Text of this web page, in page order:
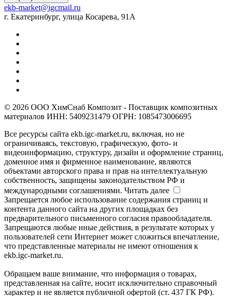
ekb-market@igcmail.ru
г. Екатеринбург, улица Косарева, 91А
© 2026 ООО ХимСнаб Композит - Поставщик композитных
материалов ИНН: 5409231479 ОГРН: 1085473006695
Все ресурсы сайта ekb.igc-market.ru, включая, но не
ограничиваясь, текстовую, графическую, фото- и
видеоинформацию, структуру, дизайн и оформление страниц,
доменное имя и фирменное наименование, являются
объектами авторского права и прав на интеллектуальную
собственность, защищены законодательством РФ и
международными соглашениями. Читать далее
Запрещается любое использование содержания страниц и
контента данного сайта на других площадках без
предварительного письменного согласия правообладателя.
Запрещаются любые иные действия, в результате которых у
пользователей сети Интернет может сложиться впечатление,
что представленные материалы не имеют отношения к
ekb.igc-market.ru.
Обращаем ваше внимание, что информация о товарах,
представленная на сайте, носит исключительно справочный
характер и не является публичной офертой (ст. 437 ГК РФ).